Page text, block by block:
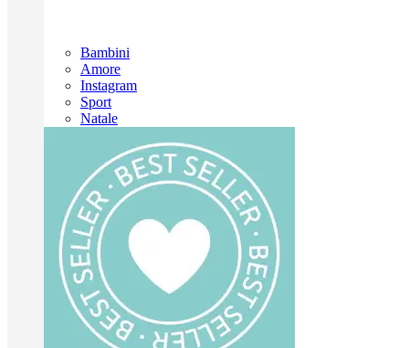
Bambini
Amore
Instagram
Sport
Natale